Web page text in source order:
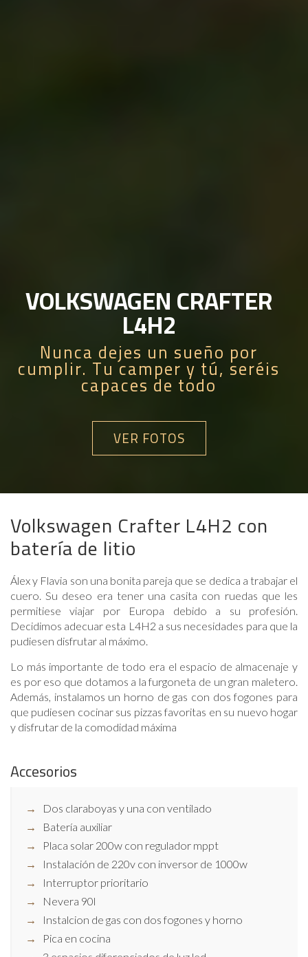
VOLKSWAGEN CRAFTER
L4H2
Nunca dejes un sueño por
cumplir. Tu camper y tú, seréis
capaces de todo
VER FOTOS
Volkswagen Crafter L4H2 con
batería de litio
Álex y Flavia son una bonita pareja que se dedica a trabajar el
cuero. Su deseo era tener una casita con ruedas que les
permitiese viajar por Europa debido a su profesión.
Decidimos adecuar esta L4H2 a sus necesidades para que la
pudiesen disfrutar al máximo.
Lo más importante de todo era el espacio de almacenaje y
es por eso que dotamos a la furgoneta de un gran maletero.
Además, instalamos un horno de gas con dos fogones para
que pudiesen cocinar sus pizzas favoritas en su nuevo hogar
y disfrutar de la comodidad máxima
Accesorios
Dos claraboyas y una con ventilado
Batería auxiliar
Placa solar 200w con regulador mppt
Instalación de 220v con inversor de 1000w
Interruptor prioritario
Nevera 90l
Instalcion de gas con dos fogones y horno
Pica en cocina